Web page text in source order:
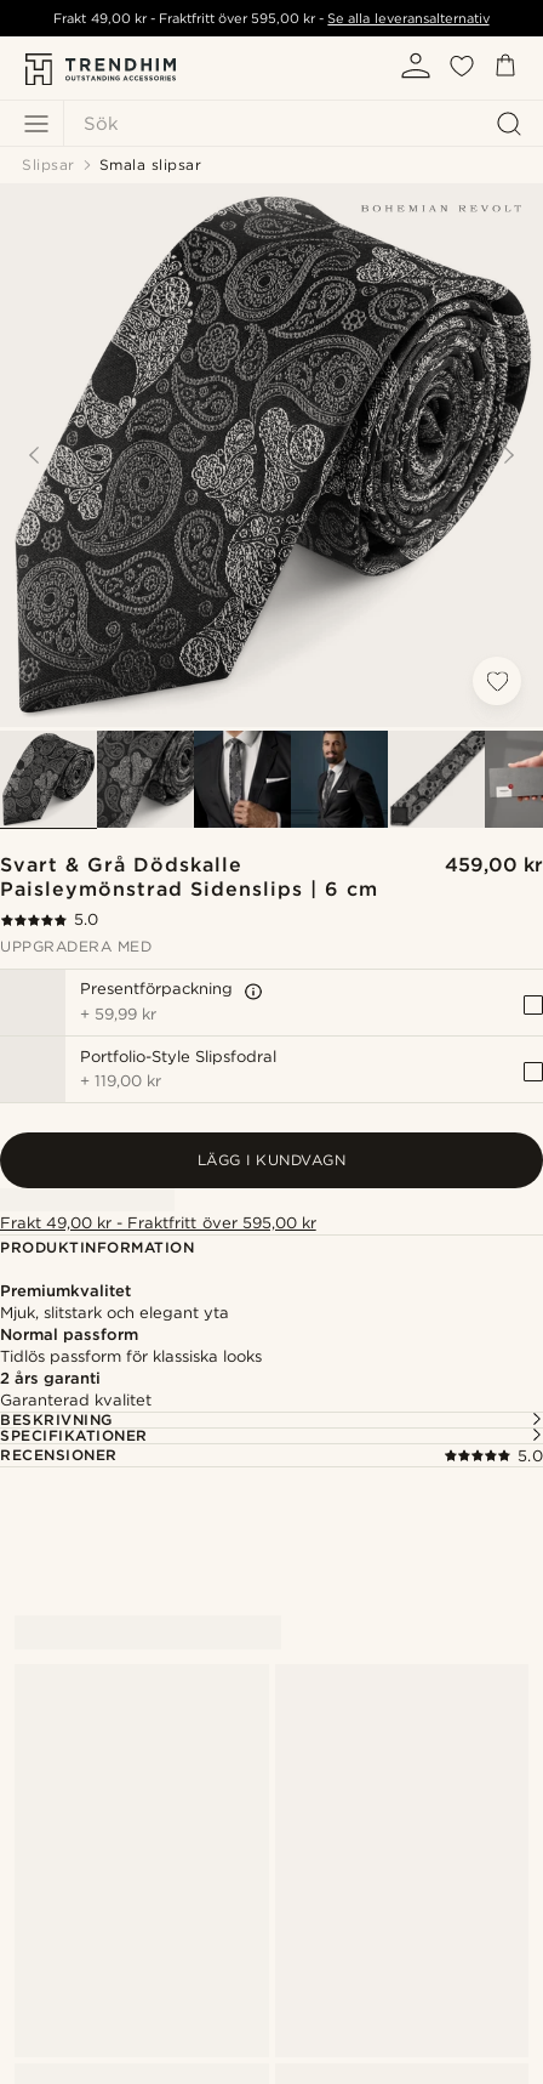
Sök
Frakt 49,00 kr- Fraktfritt över595,00 kr -Se alla leveransalternativ
Slipsar Smala slipsar
Svart & Grå Dödskalle
Paisleymönstrad Sidenslips | 6 cm
459,00 kr
5.0
UPPGRADERA MED
Presentförpackning
+ 59,99 kr
Portfolio-Style Slipsfodral
+119,00 kr
LÄGG I KUNDVAGN
Frakt 49,00 kr - Fraktfritt över 595,00 kr
PRODUKTINFORMATION
Premiumkvalitet
Mjuk, slitstark och elegant yta
Normal passform
Tidlös passform för klassiska looks
2 års garanti
Garanterad kvalitet
BESKRIVNING
SPECIFIKATIONER
RECENSIONER
5.0